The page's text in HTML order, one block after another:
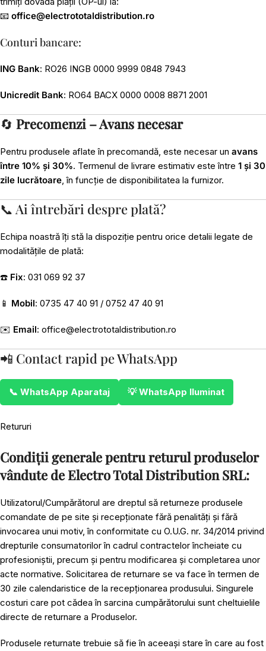
📧 office@electrototaldistribution.ro
Conturi bancare:
ING Bank: RO26 INGB 0000 9999 0848 7943
Unicredit Bank: RO64 BACX 0000 0008 8871 2001
🔄 Precomenzi – Avans necesar
Pentru produsele aflate în precomandă, este necesar un avans
între 10% și 30%. Termenul de livrare estimativ este între 1 și 30
zile lucrătoare, în funcție de disponibilitatea la furnizor.
📞 Ai întrebări despre plată?
Echipa noastră îți stă la dispoziție pentru orice detalii legate de
modalitățile de plată:
☎️ Fix: 031 069 92 37
📱 Mobil: 0735 47 40 91 / 0752 47 40 91
✉️ Email: office@electrototaldistribution.ro
📲 Contact rapid pe WhatsApp
📞 WhatsApp Aparataj 💡 WhatsApp Iluminat
Retururi
Condiții generale pentru returul produselor
vândute de Electro Total Distribution SRL:
Utilizatorul/Cumpărătorul are dreptul să returneze produsele
comandate de pe site și recepționate fără penalități și fără
invocarea unui motiv, în conformitate cu O.U.G. nr. 34/2014 privind
drepturile consumatorilor în cadrul contractelor încheiate cu
profesioniștii, precum și pentru modificarea și completarea unor
acte normative. Solicitarea de returnare se va face în termen de
30 zile calendaristice de la recepționarea produsului. Singurele
costuri care pot cădea în sarcina cumpărătorului sunt cheltuielile
directe de returnare a Produselor.
Produsele returnate trebuie să fie în aceeași stare în care au fost